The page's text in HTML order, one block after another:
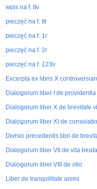
wpis na f. IIv
pieczęć na f. IIr
pieczęć na f. 1r
pieczęć na f. 2r
pieczęć na f. 123v
Excerpta ex libris X
Dialogorum liber I de providentia
Dialogorum liber X de brevitate
Dialogorum liber XI de
Divisio precedentis libri de
Dialogorum liber VII de vita beata
Dialogorum liber VIII de otio
Liber de tranquilitate animi